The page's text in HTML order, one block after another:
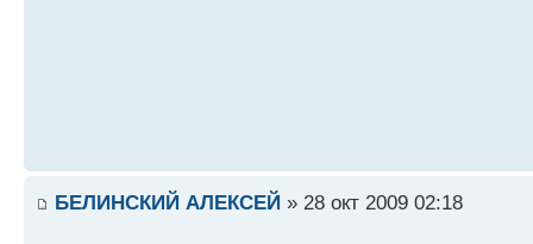
БЕЛИНСКИЙ АЛЕКСЕЙ » 28 окт 2009 02:18